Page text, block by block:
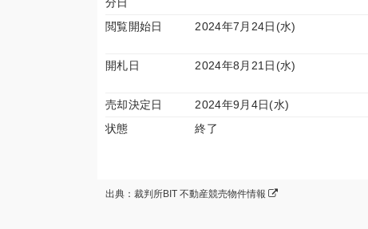
閲覧開始日 2024年7月24日(水)
開札日
2024年8月21日(水)
売却決定日 2024年9月4日(水)
状態
終了
出典：裁判所BIT 不動産競売物件情報